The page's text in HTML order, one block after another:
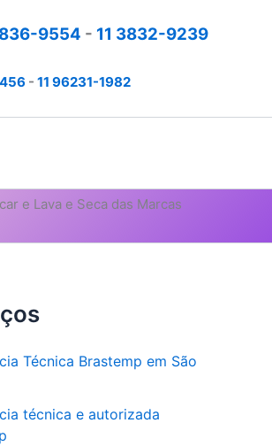
9554 - 11 3832-9239
- 11 96231-1982
e Lava e Seca das Marcas
Técnica Brastemp em São
técnica e autorizada